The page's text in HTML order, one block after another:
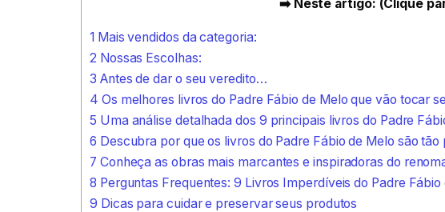
➡️ Neste artigo: (Clique
1 Mais vendidos da categoria:
2 Nossas Escolhas:
3 Antes de dar o seu veredito…
4 Os melhores livros do Padre Fábio de Melo que vão tocar
5 Uma análise detalhada dos 9 principais livros do Padre
6 Descubra por que os livros do Padre Fábio de Melo são
7 Conheça as obras mais marcantes e inspiradoras do
8 Perguntas Frequentes: 9 Livros Imperdíveis do Padre Fábio
9 Dicas para cuidar e preservar seus produtos